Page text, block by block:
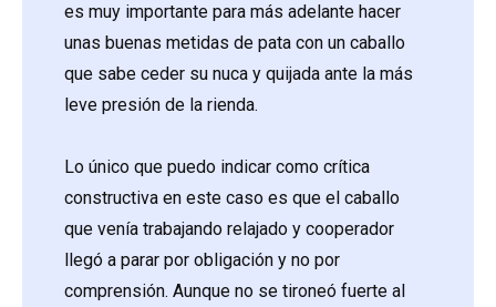
es muy importante para más adelante hacer
unas buenas metidas de pata con un caballo
que sabe ceder su nuca y quijada ante la más
leve presión de la rienda.
Lo único que puedo indicar como crítica
constructiva en este caso es que el caballo
que venía trabajando relajado y cooperador
llegó a parar por obligación y no por
comprensión. Aunque no se tironeó fuerte al